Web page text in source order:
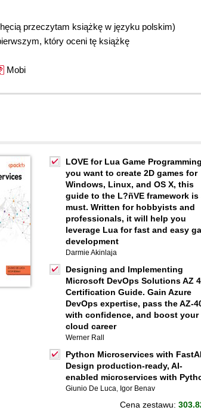
przeczytam książkę w języku polskim)
który oceni tę książkę
LOVE for Lua Game
you want to create 2D games for
Windows, Linux, and OS X, this
guide to the L?ñVE framework is
must. Written for hobbyists and
professionals, it will help you
leverage Lua for fast and easy
development
Darmie Akinlaja
Designing and Implementing
Microsoft DevOps Solutions AZ
Certification Guide. Gain Azure
DevOps expertise, pass the AZ-
with confidence, and boost your
cloud career
Werner Rall
Python Microservices with
Design production-ready, AI-
enabled microservices with
Giunio De Luca, Igor Benav
Cena zestawu: